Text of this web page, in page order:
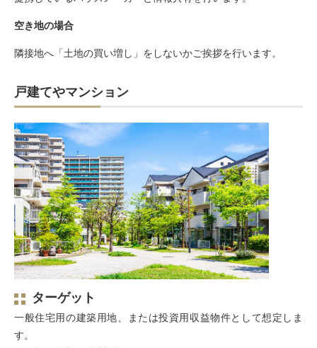
空き地の場合
隣接地へ「土地の買い増し」をしないかご挨拶を行います。
戸建てやマンション
ターゲット
一般住宅用の建築用地、または投資用収益物件として想定しま
す。